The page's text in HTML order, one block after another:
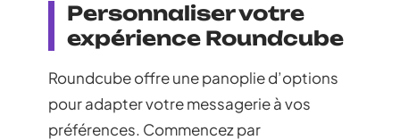
Personnaliser votre
expérience Roundcube
Roundcube offre une panoplie d’options
pour adapter votre messagerie à vos
préférences. Commencez par